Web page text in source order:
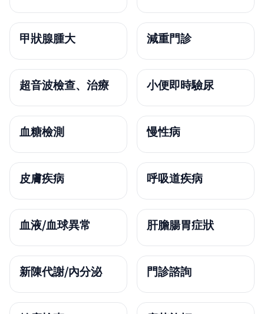
甲狀腺腫大 減重門診
超音波檢查、治療 小便即時驗尿
血糖檢測 慢性病
皮膚疾病 呼吸道疾病
血液/血球異常 肝膽腸胃症狀
新陳代謝/內分泌 門診諮詢